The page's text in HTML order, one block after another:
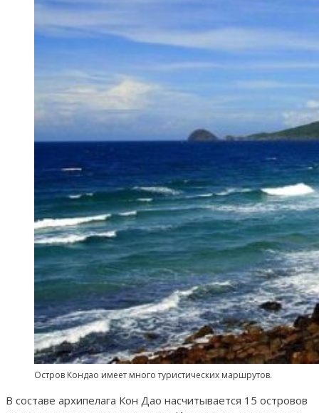
Остров Кондао имеет много туристических маршрутов.
В составе архипелага Кон Дао насчитывается 15 островов